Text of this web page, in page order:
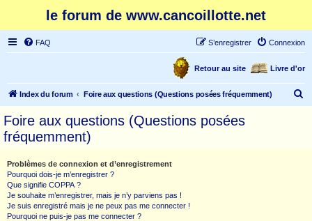
le forum de www.cancoillotte.net
FAQ Connexion
S’enregistrer
Livre d'or
Retour au site
Index du forum Foire aux questions (Questions posées fréquemment)
Foire aux questions (Questions posées
fréquemment)
Problèmes de connexion et d’enregistrement
Pourquoi dois-je m’enregistrer ?
Que signifie COPPA ?
Je souhaite m’enregistrer, mais je n’y parviens pas !
Je suis enregistré mais je ne peux pas me connecter !
Pourquoi ne puis-je pas me connecter ?